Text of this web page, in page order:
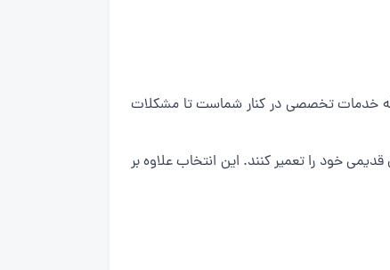
خدمات تخصصی در کنار شماست تا مشکلات
خود را تعمیر کنند. این انتخاب علاوه بر